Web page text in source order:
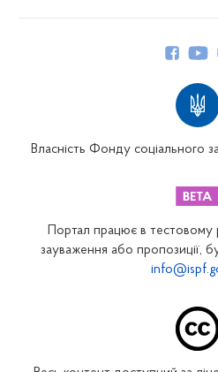
Закарпатське відділення
Запорізьке відділення
Власність Фонду соціального
Портал працює в тестовому
зауваження або пропозиції,